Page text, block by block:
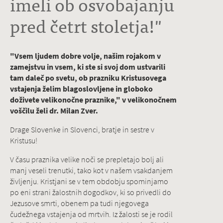
pred četrt stoletja!"
"Vsem ljudem dobre volje, našim rojakom v
zamejstvu in vsem, ki ste si svoj dom ustvarili
tam daleč po svetu, ob prazniku Kristusovega
vstajenja želim blagoslovljene in globoko
doživete velikonočne praznike," v velikonočnem
voščilu želi dr. Milan Zver.
Drage Slovenke in Slovenci, bratje in sestre v
Kristusu!
V času praznika velike noči se prepletajo bolj ali
manj veseli trenutki, tako kot v našem vsakdanjem
življenju. Kristjani se v tem obdobju spominjamo
po eni strani žalostnih dogodkov, ki so privedli do
Jezusove smrti, obenem pa tudi njegovega
čudežnega vstajenja od mrtvih. Iz žalosti se je rodil